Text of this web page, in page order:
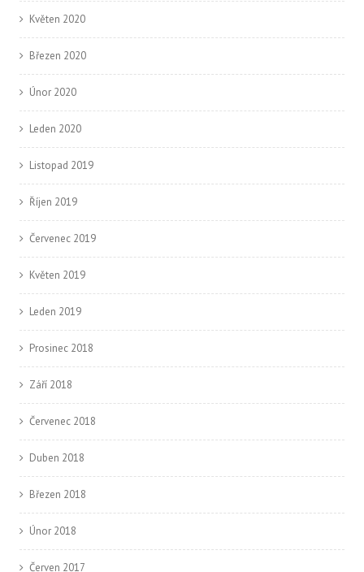
Květen 2020
Březen 2020
Únor 2020
Leden 2020
Listopad 2019
Říjen 2019
Červenec 2019
Květen 2019
Leden 2019
Prosinec 2018
Září 2018
Červenec 2018
Duben 2018
Březen 2018
Únor 2018
Červen 2017